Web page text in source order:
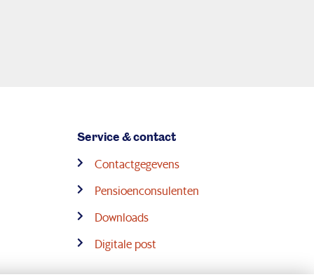
Service & contact
Contactgegevens
Pensioenconsulenten
Downloads
Digitale post